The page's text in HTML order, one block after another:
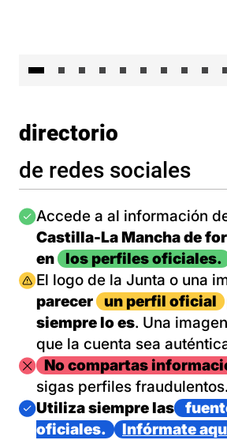
directorio
de redes sociales
Imagen
Accede a al información
Castilla-La Mancha de
en
los perfiles oficiales.
Imagen
El logo de la Junta o una
parecer
un perfil oficial
siempre lo es. Una
que la cuenta sea
ImagenNo compartas
sigas perfiles fraudulentos.
Imagen
Utiliza siempre las
oficiales.
Infórmate